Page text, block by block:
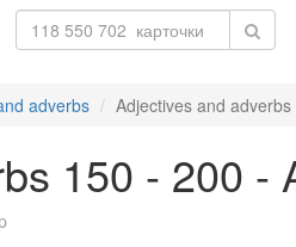
adverbs Adjectives and
150 - 200